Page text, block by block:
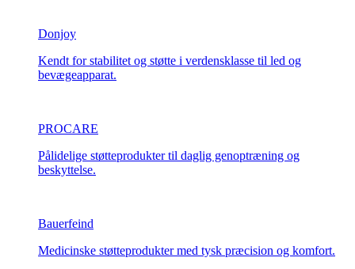
Donjoy
Kendt for stabilitet og støtte i verdensklasse til led og
bevægeapparat.
PROCARE
Pålidelige støtteprodukter til daglig genoptræning og
beskyttelse.
Bauerfeind
Medicinske støtteprodukter med tysk præcision og komfort.